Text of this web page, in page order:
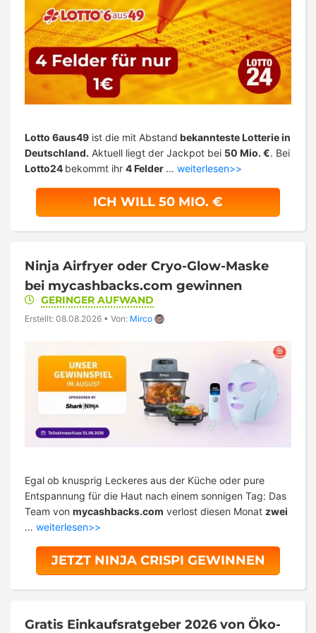
Lotto 6aus49 ist die mit Abstand bekannteste Lotterie in
Deutschland. Aktuell liegt der Jackpot bei 50 Mio. €. Bei
Lotto24 bekommt ihr 4 Felder … weiterlesen>>
ICH WILL 50 MIO. €
Ninja Airfryer oder Cryo-Glow-Maske
bei mycashbacks.com gewinnen
GERINGER AUFWAND
Erstellt: 08.08.2026 • Von: Mirco
Egal ob knusprig Leckeres aus der Küche oder pure
Entspannung für die Haut nach einem sonnigen Tag: Das
Team von mycashbacks.com verlost diesen Monat zwei
… weiterlesen>>
JETZT NINJA CRISPI GEWINNEN
Gratis Einkaufsratgeber 2026 von Öko-